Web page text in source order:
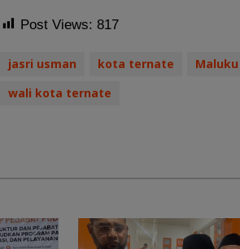
Post Views: 817
jasri usman kota ternate
wali kota ternate